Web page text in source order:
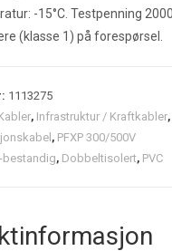
-15°C. Testpenning
(klasse 1) på forespørsel.
1113275
, Infrastruktur / Kraftkabler,
, PFXP 300/500V
bestandig, Dobbeltisolert, PVC